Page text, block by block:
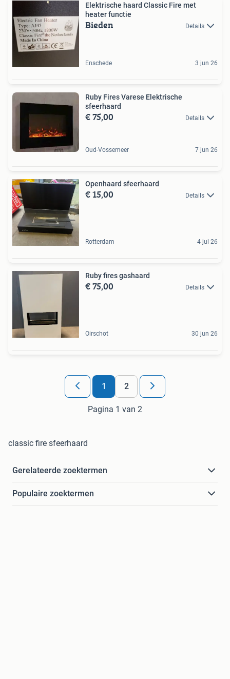
Elektrische haard Classic Fire met
heater functie
Bieden Details
Enschede 3 jun 26
Ruby Fires Varese Elektrische
sfeerhaard
€ 75,00 Details
Oud-Vossemeer 7 jun 26
Openhaard sfeerhaard
€ 15,00 Details
Rotterdam 4 jul 26
Ruby fires gashaard
€ 75,00 Details
Oirschot 30 jun 26
1 2
Pagina 1 van 2
classic fire sfeerhaard
Gerelateerde zoektermen
Populaire zoektermen